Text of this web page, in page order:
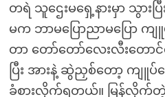
တရဲ သူဌေးမရှေ့နားမှာ သွား
မက ဘာမပြောညာမပြော
တာ တော်တော်လေးလီးတေ
ပြီး အားနဲ့ ဆွဲညှစ်တော့ ကျူ
ခံစားလိုက်ရတယ်။ မြန်လို